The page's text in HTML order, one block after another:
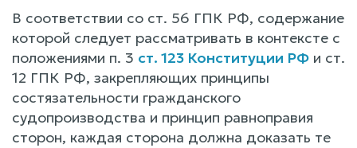
В соответствии со ст. 56 ГПК РФ, содержание
которой следует рассматривать в контексте с
положениями п. 3 ст. 123 Конституции РФ и ст.
12 ГПК РФ, закрепляющих принципы
состязательности гражданского
судопроизводства и принцип равноправия
сторон, каждая сторона должна доказать те